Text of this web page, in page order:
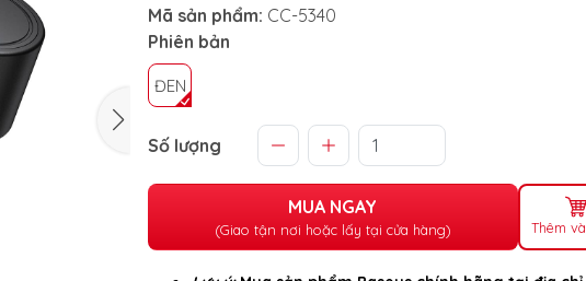
Mã sản phẩm: CC-5340
Phiên bản
ĐEN
Số lượng
MUA NGAY
(Giao tận nơi hoặc lấy tại cửa hàng) Thêm